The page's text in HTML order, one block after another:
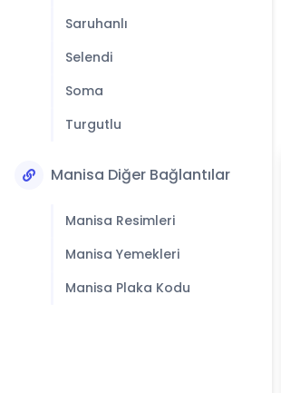
Saruhanlı
Selendi
Soma
Turgutlu
Manisa Diğer Bağlantılar
Manisa Resimleri
Manisa Yemekleri
Manisa Plaka Kodu